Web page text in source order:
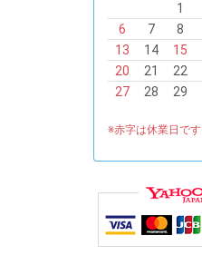
1
6
7 8
13
14 15
20
21 22
27
28 29
※赤字は休業日です